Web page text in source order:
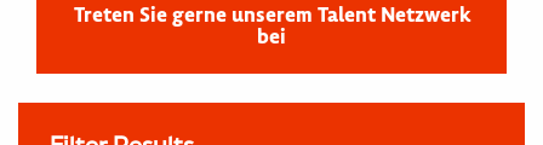
Treten Sie gerne unserem Talent Netzwerk
bei